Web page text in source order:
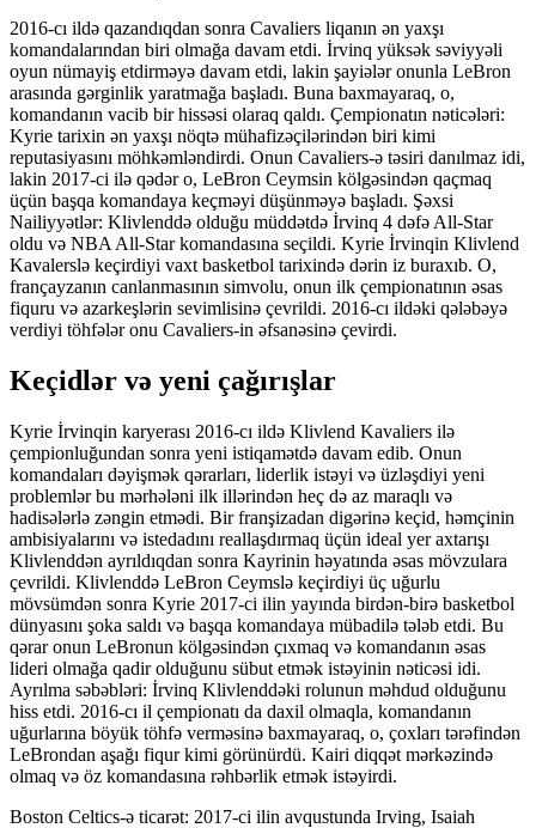
2016-cı ildə qazandıqdan sonra Cavaliers liqanın ən yaxşı
komandalarından biri olmağa davam etdi. İrvinq yüksək səviyyəli
oyun nümayiş etdirməyə davam etdi, lakin şayiələr onunla LeBron
arasında gərginlik yaratmağa başladı. Buna baxmayaraq, o,
komandanın vacib bir hissəsi olaraq qaldı. Çempionatın nəticələri:
Kyrie tarixin ən yaxşı nöqtə mühafizəçilərindən biri kimi
reputasiyasını möhkəmləndirdi. Onun Cavaliers-ə təsiri danılmaz idi,
lakin 2017-ci ilə qədər o, LeBron Ceymsin kölgəsindən qaçmaq
üçün başqa komandaya keçməyi düşünməyə başladı. Şəxsi
Nailiyyətlər: Klivlenddə olduğu müddətdə İrvinq 4 dəfə All-Star
oldu və NBA All-Star komandasına seçildi. Kyrie İrvinqin Klivlend
Kavalerslə keçirdiyi vaxt basketbol tarixində dərin iz buraxıb. O,
françayzanın canlanmasının simvolu, onun ilk çempionatının əsas
fiquru və azarkeşlərin sevimlisinə çevrildi. 2016-cı ildəki qələbəyə
verdiyi töhfələr onu Cavaliers-in əfsanəsinə çevirdi.
Keçidlər və yeni çağırışlar
Kyrie İrvinqin karyerası 2016-cı ildə Klivlend Kavaliers ilə
çempionluğundan sonra yeni istiqamətdə davam edib. Onun
komandaları dəyişmək qərarları, liderlik istəyi və üzləşdiyi yeni
problemlər bu mərhələni ilk illərindən heç də az maraqlı və
hadisələrlə zəngin etmədi. Bir franşizadan digərinə keçid, həmçinin
ambisiyalarını və istedadını reallaşdırmaq üçün ideal yer axtarışı
Klivlenddən ayrıldıqdan sonra Kayrinin həyatında əsas mövzulara
çevrildi. Klivlenddə LeBron Ceymslə keçirdiyi üç uğurlu
mövsümdən sonra Kyrie 2017-ci ilin yayında birdən-birə basketbol
dünyasını şoka saldı və başqa komandaya mübadilə tələb etdi. Bu
qərar onun LeBronun kölgəsindən çıxmaq və komandanın əsas
lideri olmağa qadir olduğunu sübut etmək istəyinin nəticəsi idi.
Ayrılma səbəbləri: İrvinq Klivlenddəki rolunun məhdud olduğunu
hiss etdi. 2016-cı il çempionatı da daxil olmaqla, komandanın
uğurlarına böyük töhfə verməsinə baxmayaraq, o, çoxları tərəfindən
LeBrondan aşağı fiqur kimi görünürdü. Kairi diqqət mərkəzində
olmaq və öz komandasına rəhbərlik etmək istəyirdi.
Boston Celtics-ə ticarət: 2017-ci ilin avqustunda Irving, Isaiah